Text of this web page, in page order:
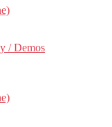
/ Demos